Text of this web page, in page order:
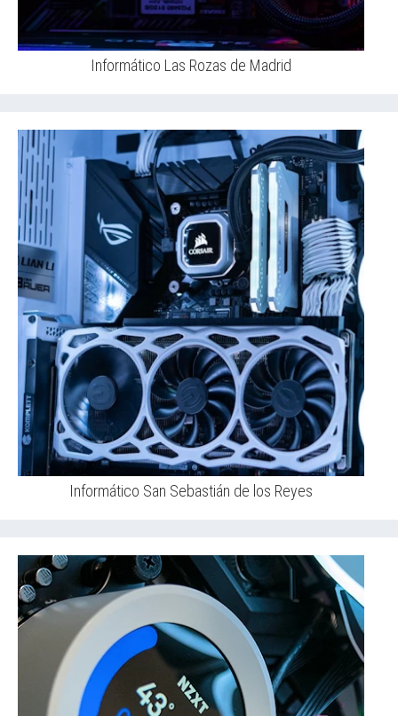
Informático Las Rozas de Madrid
Informático San Sebastián de los Reyes